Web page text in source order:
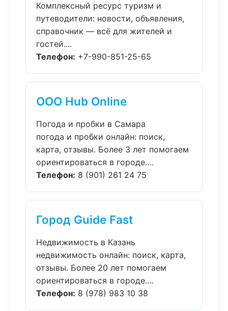
Комплексный ресурс туризм и
путеводители: новости, объявления,
справочник — всё для жителей и
гостей....
Телефон: +7-990-851-25-65
ООО Hub Online
Погода и пробки в Самара
погода и пробки онлайн: поиск,
карта, отзывы. Более 3 лет помогаем
ориентироваться в городе....
Телефон: 8 (901) 261 24 75
Город Guide Fast
Недвижимость в Казань
недвижимость онлайн: поиск, карта,
отзывы. Более 20 лет помогаем
ориентироваться в городе....
Телефон: 8 (978) 983 10 38